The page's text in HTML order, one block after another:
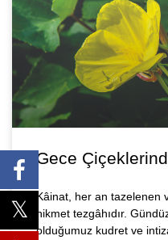
Gece
Kâinat, her an tazelenen
hikmet tezgâhıdır.
olduğumuz kudret ve